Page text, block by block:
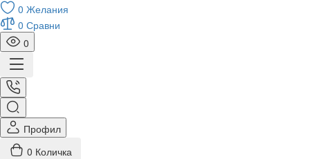
0 Желания
0 Сравни
0
Профил
0 Количка